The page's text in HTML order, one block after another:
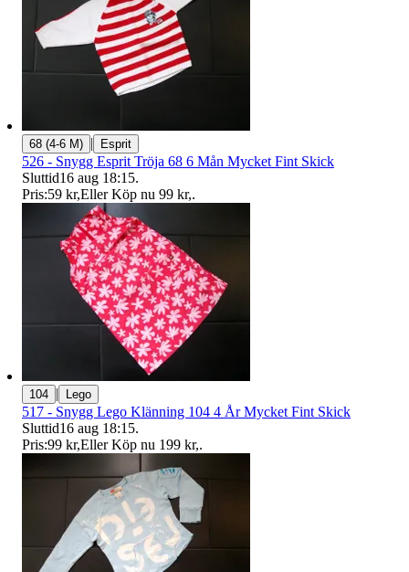
68 (4-6 M) | Esprit
526 - Snygg Esprit Tröja 68 6 Mån Mycket Fint Skick
Sluttid16 aug 18:15.
Pris:59 kr,Eller Köp nu 99 kr,.
104 | Lego
517 - Snygg Lego Klänning 104 4 År Mycket Fint Skick
Sluttid16 aug 18:15.
Pris:99 kr,Eller Köp nu 199 kr,.